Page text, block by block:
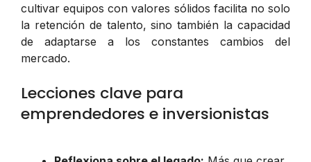
cultivar equipos con valores sólidos facilita no solo
la retención de talento, sino también la capacidad
de adaptarse a los constantes cambios del
mercado.
Lecciones clave para
emprendedores e inversionistas